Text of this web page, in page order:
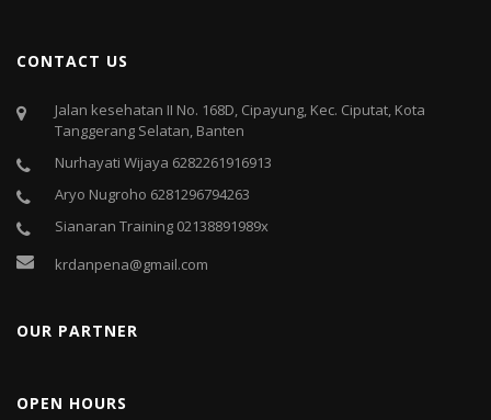
CONTACT US
Jalan kesehatan II No. 168D, Cipayung, Kec. Ciputat, Kota
Tanggerang Selatan, Banten
Nurhayati Wijaya 6282261916913
Aryo Nugroho 6281296794263
Sianaran Training 02138891989x
krdanpena@gmail.com
OUR PARTNER
OPEN HOURS